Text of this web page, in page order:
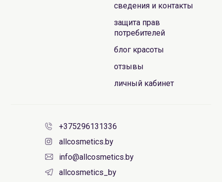
сведения и контакты
защита прав
потребителей
блог красоты
отзывы
личный кабинет
+375296131336
allcosmetics.by
info@allcosmetics.by
allcosmetics_by